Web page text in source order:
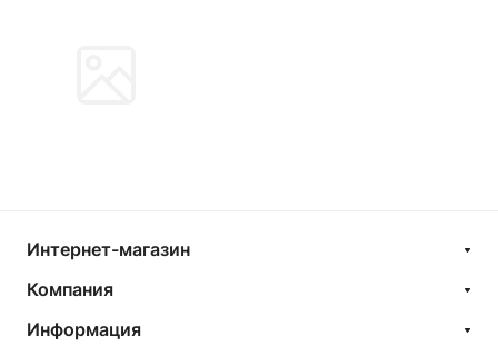
Интернет-магазин
Компания
Информация